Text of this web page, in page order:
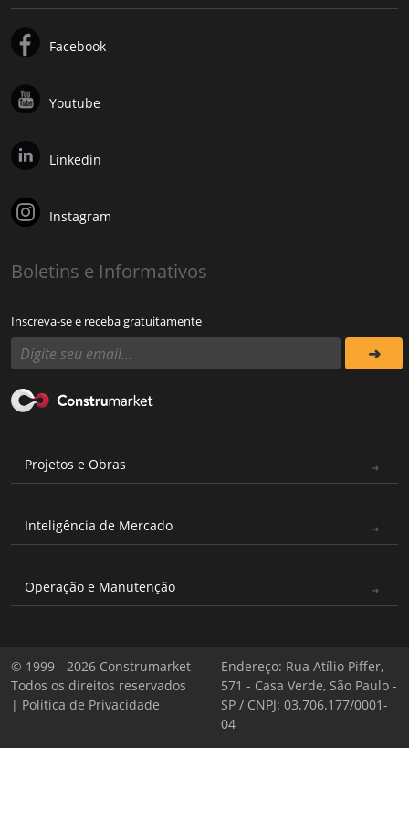
Facebook
Youtube
Linkedin
Instagram
Boletins e Informativos
Inscreva-se e receba gratuitamente
Projetos e Obras
Inteligência de Mercado
Operação e Manutenção
© 1999 - 2026 Construmarket
Todos os direitos reservados
| Política de Privacidade
Endereço: Rua Atílio Piffer,
571 - Casa Verde, São Paulo -
SP / CNPJ: 03.706.177/0001-
04